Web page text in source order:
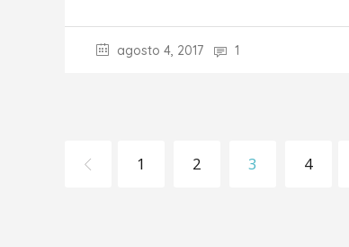
agosto 4, 2017 1
1 2 3 4